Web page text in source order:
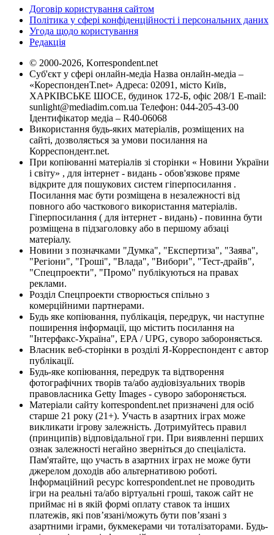
Договір користування сайтом
Політика у сфері конфіденційності і персональних даних
Угода щодо користування
Редакція
© 2000-2026, Korrespondent.net
Суб'єкт у сфері онлайн-медіа Назва онлайн-медіа –
«КореспонденТ.net» Адреса: 02091, місто Київ,
ХАРКІВСЬКЕ ШОСЕ, будинок 172-Б, офіс 208/1 E-mail:
sunlight@mediadim.com.ua Телефон: 044-205-43-00
Ідентифікатор медіа – R40-06068
Використання будь-яких матеріалів, розміщених на
сайті, дозволяється за умови посилання на
Корреспондент.net.
При копіюванні матеріалів зі сторінки « Новини України
і світу» , для інтернет - видань - обов'язкове пряме
відкрите для пошукових систем гіперпосилання .
Посилання має бути розміщена в незалежності від
повного або часткового використання матеріалів.
Гіперпосилання ( для інтернет - видань) - повинна бути
розміщена в підзаголовку або в першому абзаці
матеріалу.
Новини з позначками "Думка", "Експертиза", "Заява",
"Регіони", "Гроші", "Влада", "Вибори", "Тест-драйв",
"Спецпроекти", "Промо" публікуються на правах
реклами.
Розділ Спецпроекти створюється спільно з
комерційними партнерами.
Будь яке копіювання, публікація, передрук, чи наступне
поширення інформації, що містить посилання на
"Інтерфакс-Україна", EPA / UPG, суворо забороняється.
Власник веб-сторінки в розділі Я-Корреспондент є автор
публікації.
Будь-яке копіювання, передрук та відтворення
фотографічних творів та/або аудіовізуальних творів
правовласника Getty Images - суворо забороняється.
Матеріали сайту korrespondent.net призначені для осіб
старше 21 року (21+). Участь в азартних іграх може
викликати ігрову залежність. Дотримуйтесь правил
(принципів) відповідальної гри. При виявленні перших
ознак залежності негайно зверніться до спеціаліста.
Пам'ятайте, що участь в азартних іграх не може бути
джерелом доходів або альтернативою роботі.
Інформаційний ресурс korrespondent.net не проводить
ігри на реальні та/або віртуальні гроші, також сайт не
приймає ні в якій формі оплату ставок та інших
платежів, які пов’язані/можуть бути пов’язані з
азартними іграми, букмекерами чи тоталізаторами. Будь-